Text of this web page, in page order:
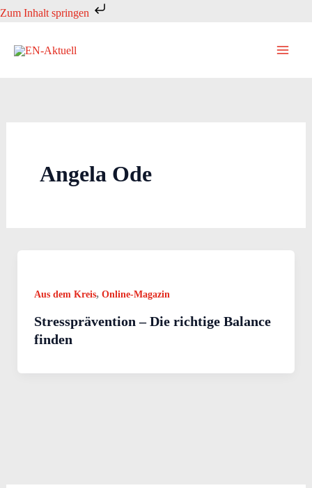
Zum Inhalt springen
Zum
springen
Angela Ode
Aus dem Kreis, Online-Magazin
Stressprävention – Die richtige Balance
finden